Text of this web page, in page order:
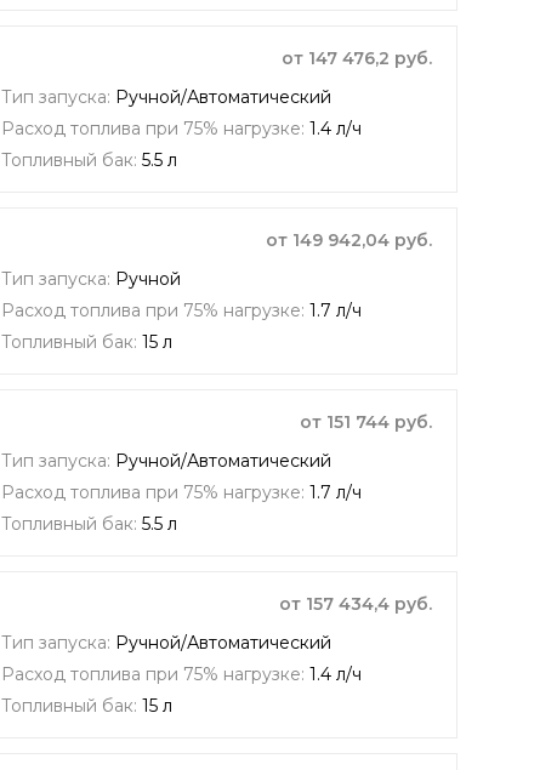
от 147 476,2 руб.
Тип запуска: Ручной/Автоматический
Расход топлива при 75% нагрузке: 1.4 л/ч
Топливный бак: 5.5 л
от 149 942,04 руб.
Тип запуска: Ручной
Расход топлива при 75% нагрузке: 1.7 л/ч
Топливный бак: 15 л
от 151 744 руб.
Тип запуска: Ручной/Автоматический
Расход топлива при 75% нагрузке: 1.7 л/ч
Топливный бак: 5.5 л
от 157 434,4 руб.
Тип запуска: Ручной/Автоматический
Расход топлива при 75% нагрузке: 1.4 л/ч
Топливный бак: 15 л